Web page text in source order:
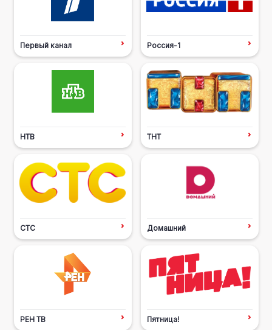
Первый канал Россия-1
НТВ ТНТ
СТС Домашний
РЕН ТВ Пятница!